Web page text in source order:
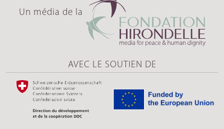
Un média de la
AVEC LE SOUTIEN DE